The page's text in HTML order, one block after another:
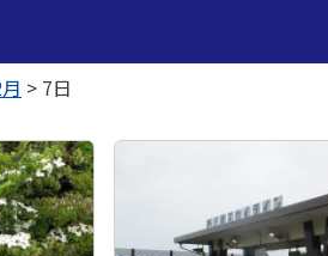
> 7日